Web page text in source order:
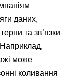
даних,
та зв’язки
може
коливання